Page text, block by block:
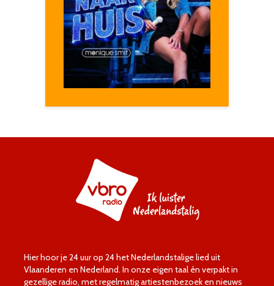
Hier hoor je 24 uur op 24 het Nederlandstalige lied uit
Vlaanderen en Nederland. In onze eigen taal én verpakt in
gezellige radio, met regelmatig artiestenbezoek en nieuws